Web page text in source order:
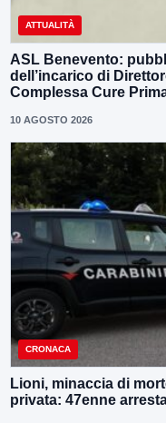
ATTUALITÀ
ASL Benevento:
dell’incarico di
Complessa Cure
10 AGOSTO 2026
CRONACA
Lioni, minaccia di
privata: 47enne